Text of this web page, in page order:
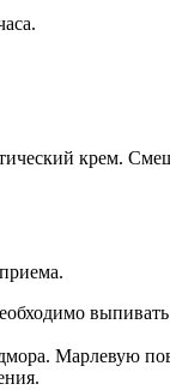
крем.
Марлевую